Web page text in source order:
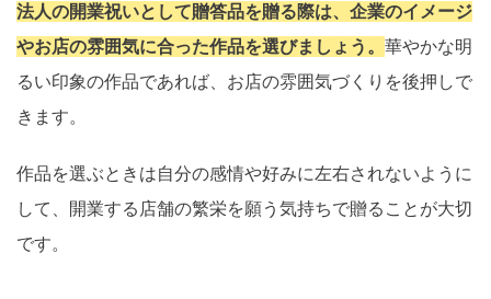
法人の開業祝いとして贈答品を贈る際は、企業のイメージ
やお店の雰囲気に合った作品を選びましょう。 華やかな明
るい印象の作品であれば、お店の雰囲気づくりを後押しで
きます。
作品を選ぶときは自分の感情や好みに左右されないように
して、開業する店舗の繁栄を願う気持ちで贈ることが大切
です。